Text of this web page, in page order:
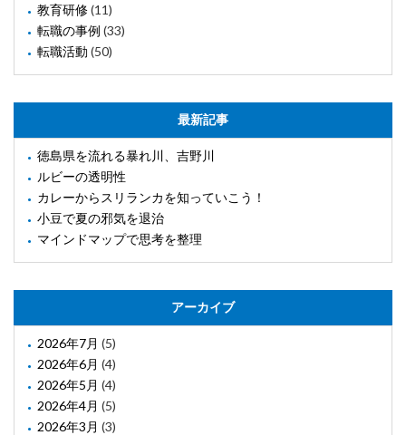
教育研修(11)
転職の事例 (33)
転職活動 (50)
最新記事
徳島県を流れる暴れ川、吉野川
ルビーの透明性
カレーからスリランカを知っていこう！
小豆で夏の邪気を退治
マインドマップで思考を整理
アーカイブ
2026年7月 (5)
2026年6月 (4)
2026年5月 (4)
2026年4月 (5)
2026年3月 (3)